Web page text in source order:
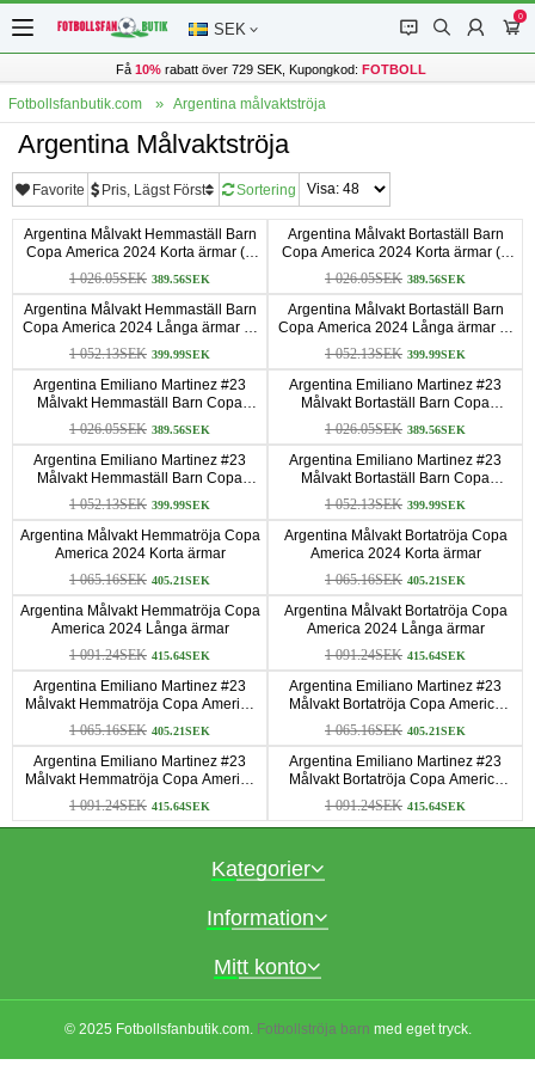
SEK 󰂱 󰂨 󰃳
0
󰃦
Få 10%rabatt över 729 SEK, Kupongkod: FOTBOLL
Fotbollsfanbutik.com Argentina målvaktströja
Argentina Målvaktströja
Favorite Pris, Lägst Först Sortering
Argentina Målvakt Hemmaställ Barn
Copa America 2024 Korta ärmar (+
Korta byxor)
1 026.05SEK 389.56SEK
Argentina Målvakt Bortaställ Barn
Copa America 2024 Korta ärmar (+
Korta byxor)
1 026.05SEK 389.56SEK
Argentina Målvakt Hemmaställ Barn
Copa America 2024 Långa ärmar (+
Korta byxor)
1 052.13SEK 399.99SEK
Argentina Målvakt Bortaställ Barn
Copa America 2024 Långa ärmar (+
Korta byxor)
1 052.13SEK 399.99SEK
Argentina Emiliano Martinez #23
Målvakt Hemmaställ Barn Copa
America 2024 Korta ärmar (+ Korta
byxor)
1 026.05SEK 389.56SEK
Argentina Emiliano Martinez #23
Målvakt Bortaställ Barn Copa
America 2024 Korta ärmar (+ Korta
byxor)
1 026.05SEK 389.56SEK
Argentina Emiliano Martinez #23
Målvakt Hemmaställ Barn Copa
America 2024 Långa ärmar (+ Korta
byxor)
1 052.13SEK 399.99SEK
Argentina Emiliano Martinez #23
Målvakt Bortaställ Barn Copa
America 2024 Långa ärmar (+ Korta
byxor)
1 052.13SEK 399.99SEK
Argentina Målvakt Hemmatröja Copa
America 2024 Korta ärmar
1 065.16SEK 405.21SEK
Argentina Målvakt Bortatröja Copa
America 2024 Korta ärmar
1 065.16SEK 405.21SEK
Argentina Målvakt Hemmatröja Copa
America 2024 Långa ärmar
1 091.24SEK 415.64SEK
Argentina Målvakt Bortatröja Copa
America 2024 Långa ärmar
1 091.24SEK 415.64SEK
Argentina Emiliano Martinez #23
Målvakt Hemmatröja Copa America
2024 Korta ärmar
1 065.16SEK 405.21SEK
Argentina Emiliano Martinez #23
Målvakt Bortatröja Copa America
2024 Korta ärmar
1 065.16SEK 405.21SEK
Argentina Emiliano Martinez #23
Målvakt Hemmatröja Copa America
2024 Långa ärmar
1 091.24SEK 415.64SEK
Argentina Emiliano Martinez #23
Målvakt Bortatröja Copa America
2024 Långa ärmar
1 091.24SEK 415.64SEK
Kategorier
Information
Mitt konto
© 2025 Fotbollsfanbutik.com. Fotbollströja barn med eget tryck.